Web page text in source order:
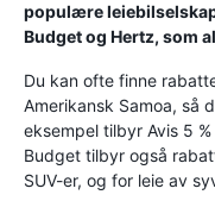
populære
Budget og Hertz, som
Du kan ofte finne
Amerikansk Samoa, så
eksempel tilbyr Avis 5
Budget tilbyr også
SUV-er, og for leie av